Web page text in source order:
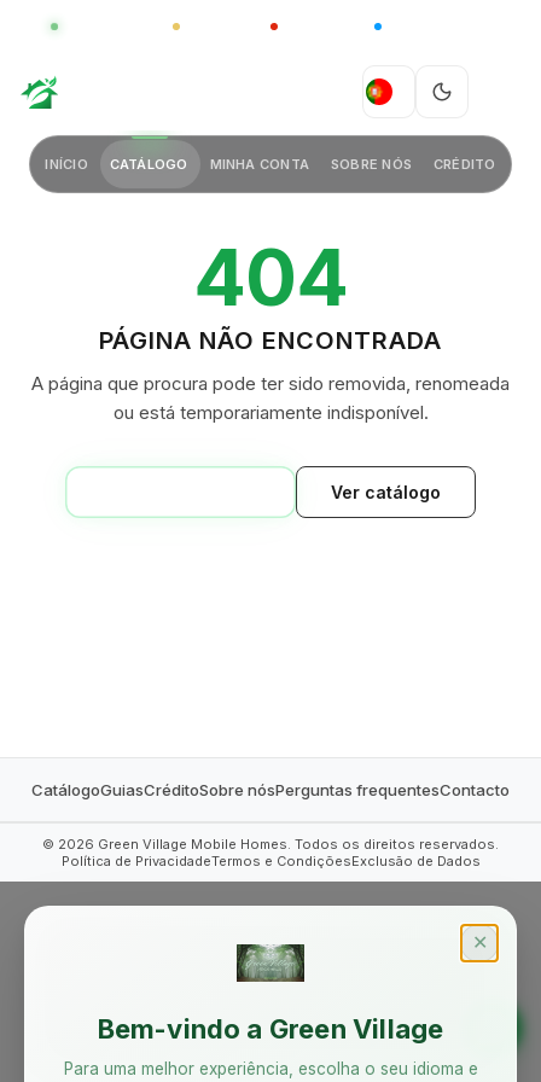
CHINA
PT
INÍCIO CATÁLOGO MINHA CONTA SOBRE NÓS CRÉDITO
404
PÁGINA NÃO ENCONTRADA
A página que procura pode ter sido removida, renomeada
ou está temporariamente indisponível.
Ver catálogo
CatálogoGuiasCréditoSobre nósPerguntas frequentesContacto
© 2026 Green Village Mobile Homes. Todos os direitos reservados.
Política de PrivacidadeTermos e CondiçõesExclusão de Dados
✕
Bem-vindo a Green Village
Para uma melhor experiência, escolha o seu idioma e